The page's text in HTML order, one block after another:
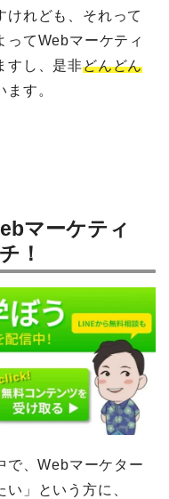
けれども、それって
ってWebマーケティ
すし、是非どんどん
ます。
マーケティ
！
で、Webマーケター
」という方に、